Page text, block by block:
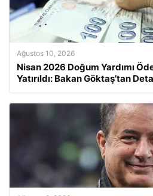
Ağustos 10, 2026
Nisan 2026 Doğum Yardımı
Yatırıldı: Bakan Göktaş’tan